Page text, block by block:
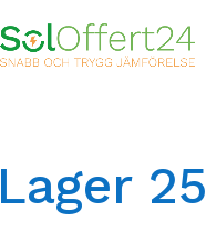
Lager 25